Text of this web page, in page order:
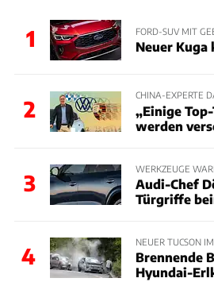
1 FORD-SUV MIT
Neuer
2
CHINA-EXPERTE
„Einige
werden
3
WERKZEUGE
Audi-Chef
Türgriffe
4
NEUER TUCSON
Brennende
Hyundai-